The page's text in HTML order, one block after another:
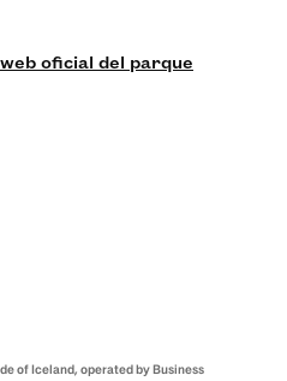
oficial del parque
of Iceland, operated by Business